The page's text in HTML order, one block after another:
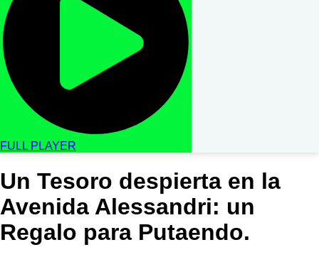
FULL PLAYER
Un Tesoro despierta en la
Avenida Alessandri: un
Regalo para Putaendo.